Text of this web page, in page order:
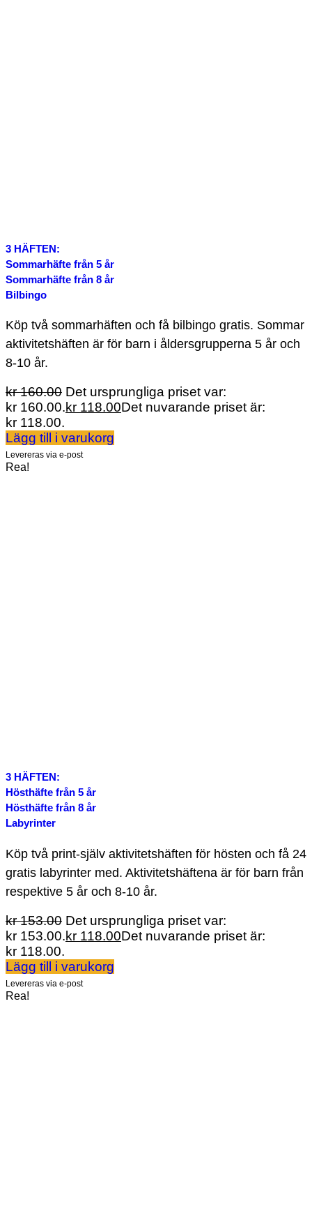
3 HÄFTEN:
Sommarhäfte från 5 år
Sommarhäfte från 8 år
Bilbingo
Köp två sommarhäften och få bilbingo gratis. Sommar
aktivitetshäften är för barn i åldersgrupperna 5 år och
8-10 år.
kr160.00 Det ursprungliga priset var:
kr 160.00.kr 118.00Det nuvarande priset är:
kr 118.00.
Lägg till i varukorg
Levereras via e-post
Rea!
3 HÄFTEN:
Hösthäfte från 5 år
Hösthäfte från 8 år
Labyrinter
Köp två print-själv aktivitetshäften för hösten och få 24
gratis labyrinter med. Aktivitetshäftena är för barn från
respektive 5 år och 8-10 år.
kr153.00 Det ursprungliga priset var:
kr 153.00.kr 118.00Det nuvarande priset är:
kr 118.00.
Lägg till i varukorg
Levereras via e-post
Rea!